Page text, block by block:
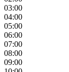
03:00
04:00
05:00
06:00
07:00
08:00
09:00